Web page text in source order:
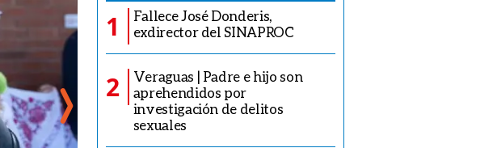
1
Fallece José Donderis,
exdirector del SINAPROC
2
Veraguas | Padre e hijo son
aprehendidos por
investigación de delitos
sexuales